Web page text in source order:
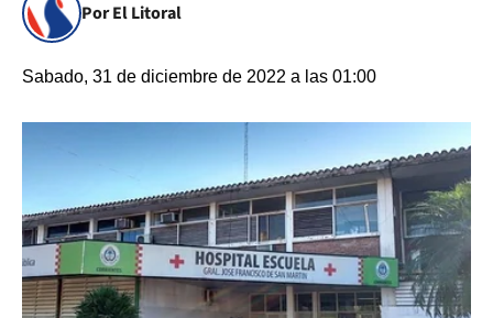
Por El Litoral
Sabado, 31 de diciembre de 2022 a las 01:00